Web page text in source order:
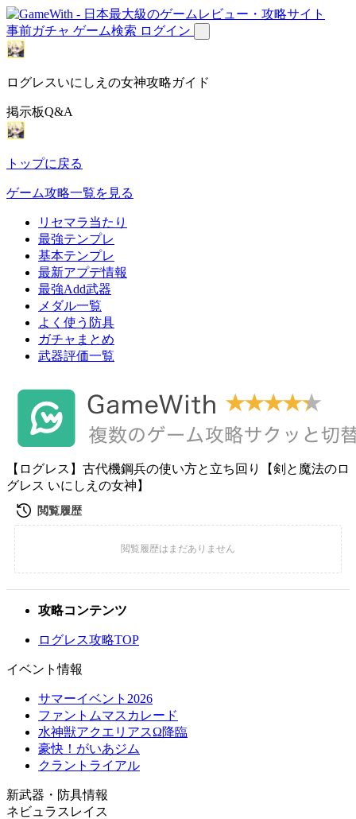
事前ガチャ ゲーム検索 ログイン
ログレスいにしえの女神攻略ガイド
掲示板Q&A
トップに戻る
ゲーム攻略一覧を見る
リセマラ当たり
最強テンプレ
基本テンプレ
最新アプデ情報
最強Add武器
メダル一覧
よく使う防具
ガチャまとめ
武器評価一覧
【ログレス】古代機鋼兵の使い方と立ち回り【剣と魔法のロ
グレス いにしえの女神】
攻略コンテンツ
ログレス攻略TOP
イベント情報
サマーイベント2026
ファントムマスカレード
水神獣アクエリアスΩ降臨
豪快！がいあジム
クラントライアル
新武器・防具情報
ネビュラスレイス